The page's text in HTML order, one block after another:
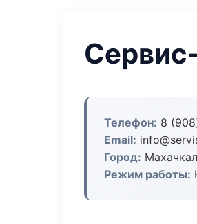
Телефон: 8
Email:
Город:
Режим работы: